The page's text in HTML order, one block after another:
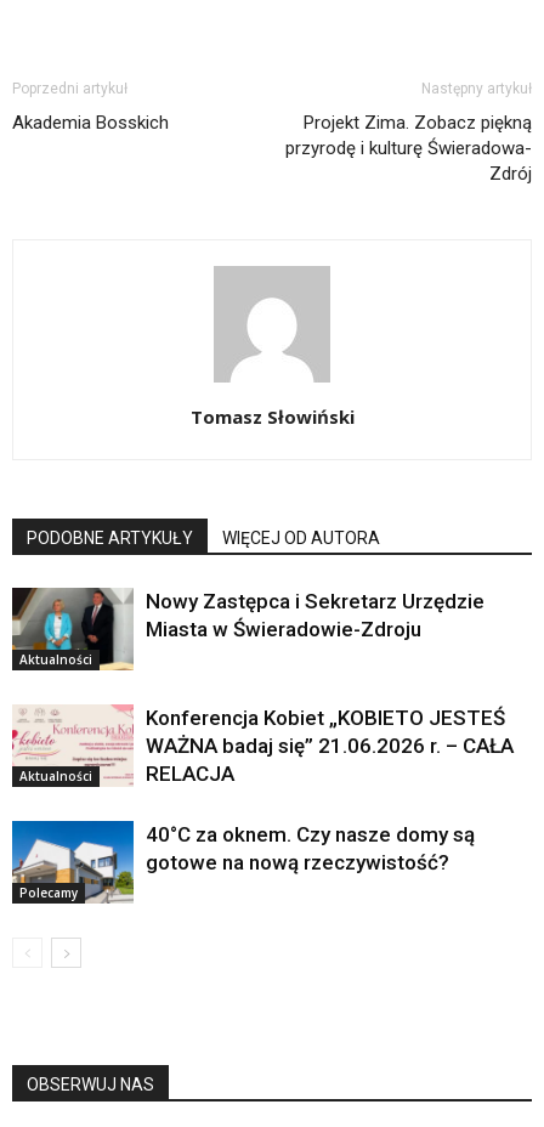
Poprzedni artykuł
Akademia Bosskich
Następny artykuł
Projekt Zima. Zobacz piękną
przyrodę i kulturę Świeradowa-
Zdrój
Tomasz Słowiński
PODOBNE ARTYKUŁY WIĘCEJ OD AUTORA
Aktualności
Nowy Zastępca i Sekretarz Urzędzie
Miasta w Świeradowie-Zdroju
Aktualności
Konferencja Kobiet „KOBIETO JESTEŚ
WAŻNA badaj się” 21.06.2026 r. – CAŁA
RELACJA
Polecamy
40°C za oknem. Czy nasze domy są
gotowe na nową rzeczywistość?
OBSERWUJ NAS